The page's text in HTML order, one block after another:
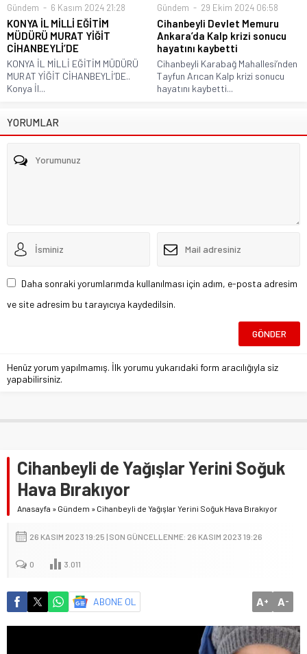
Gündem 6 Kasım 2024 21:28
KONYA İL MİLLİ EĞİTİM
MÜDÜRÜ MURAT YİĞİT
CİHANBEYLİ’DE
KONYA İL MİLLİ EĞİTİM MÜDÜRÜ
MURAT YİĞİT CİHANBEYLİ’DE..
Konya İl...
Gündem 29 Ekim 2024 06:58
Cihanbeyli Devlet Memuru
Ankara’da Kalp krizi sonucu
hayatını kaybetti
Cihanbeyli Karabağ Mahallesi’nden
Tayfun Arıcan Kalp krizi sonucu
hayatını kaybetti...
YORUMLAR
Daha sonraki yorumlarımda kullanılması için adım, e-posta adresim
ve site adresim bu tarayıcıya kaydedilsin.
Henüz yorum yapılmamış. İlk yorumu yukarıdaki form aracılığıyla siz
yapabilirsiniz.
Cihanbeyli de Yağışlar Yerini Soğuk
Hava Bırakıyor
Anasayfa » Gündem » Cihanbeyli de Yağışlar Yerini Soğuk Hava Bırakıyor
26 KASIM 2023 19:25 | SON GÜNCELLENME: 26 KASIM 2023 19:26
0 3.011
ABONE OL A+ A-